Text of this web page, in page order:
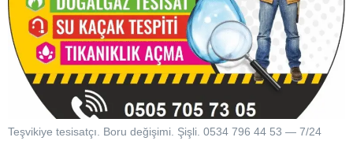
Teşvikiye tesisatçı. Boru değişimi. Şişli. 0534 796 44 53 — 7/24